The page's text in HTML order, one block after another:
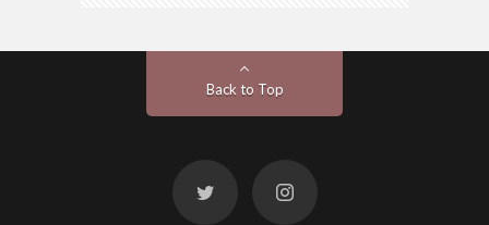
Back to Top